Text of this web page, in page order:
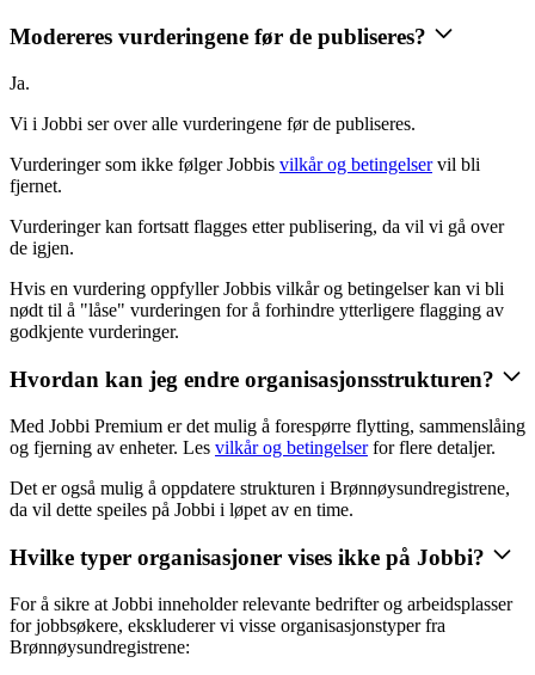
Modereres vurderingene før de publiseres?
Ja.
Vi i Jobbi ser over alle vurderingene før de publiseres.
Vurderinger som ikke følger Jobbis vilkår og betingelservil bli
fjernet.
Vurderinger kan fortsatt flagges etter publisering, da vil vi gå over
de igjen.
Hvis en vurdering oppfyller Jobbis vilkår og betingelser kan vi bli
nødt til å "låse" vurderingen for å forhindre ytterligere flagging av
godkjente vurderinger.
Hvordan kan jeg endre organisasjonsstrukturen?
Med Jobbi Premium er det mulig å forespørre flytting, sammenslåing
og fjerning av enheter. Les vilkår og betingelserfor flere detaljer.
Det er også mulig å oppdatere strukturen i Brønnøysundregistrene,
da vil dette speiles på Jobbi i løpet av en time.
Hvilke typer organisasjoner vises ikke på Jobbi?
For å sikre at Jobbi inneholder relevante bedrifter og arbeidsplasser
for jobbsøkere, ekskluderer vi visse organisasjonstyper fra
Brønnøysundregistrene: